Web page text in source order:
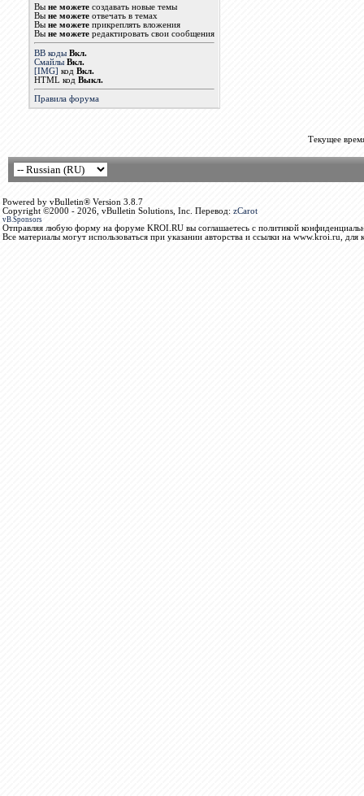
Вы не можетесоздавать новые темы
Вы не можетеотвечать в темах
Вы не можетеприкреплять вложения
Вы не можетередактировать свои сообщения
BB коды Вкл.
Смайлы Вкл.
[IMG] код Вкл.
HTML код Выкл.
Правила форума
Текущее
Powered by vBulletin® Version 3.8.7
Copyright ©2000 - 2026, vBulletin Solutions, Inc. Перевод: zCarot
vB.Sponsors
Отправляя любую форму на форуме KROI.RU вы соглашаетесь с политикой
Все материалы могут использоваться при указании авторства и ссылки на www.kroi.ru, для